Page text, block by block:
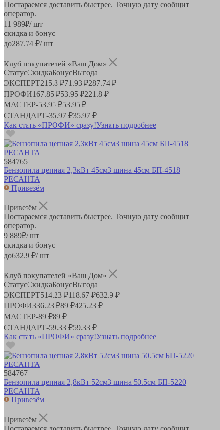
Постараемся доставить быстрее. Точную дату сообщит
оператор.
11 989₽/ шт
скидка и бонус
до287.74 ₽/ шт
Клуб покупателей «Ваш Дом»
СтатусСкидкаБонусВыгода
ЭКСПЕРТ215.8 ₽71.93 ₽287.74 ₽
ПРОФИ167.85 ₽53.95 ₽221.8 ₽
МАСТЕР-53.95 ₽53.95 ₽
СТАНДАРТ-35.97 ₽35.97 ₽
Как стать «ПРОФИ» сразу!Узнать подробнее
584765
Бензопила цепная 2,3кВт 45см3 шина 45см БП-4518
РЕСАНТА
Привезём
Привезём
Постараемся доставить быстрее. Точную дату сообщит
оператор.
9 889₽/ шт
скидка и бонус
до632.9 ₽/ шт
Клуб покупателей «Ваш Дом»
СтатусСкидкаБонусВыгода
ЭКСПЕРТ514.23 ₽118.67 ₽632.9 ₽
ПРОФИ336.23 ₽89 ₽425.23 ₽
МАСТЕР-89 ₽89 ₽
СТАНДАРТ-59.33 ₽59.33 ₽
Как стать «ПРОФИ» сразу!Узнать подробнее
584767
Бензопила цепная 2,8кВт 52см3 шина 50.5см БП-5220
РЕСАНТА
Привезём
Привезём
Постараемся доставить быстрее. Точную дату сообщит